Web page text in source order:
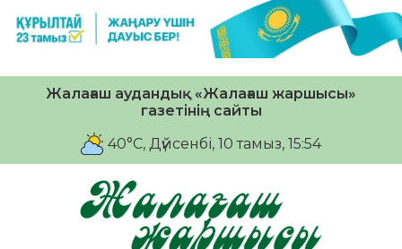
Жалағаш аудандық «Жалағаш жаршысы»
газетінің сайты
40°C, Дүйсенбі, 10 тамыз, 15:54